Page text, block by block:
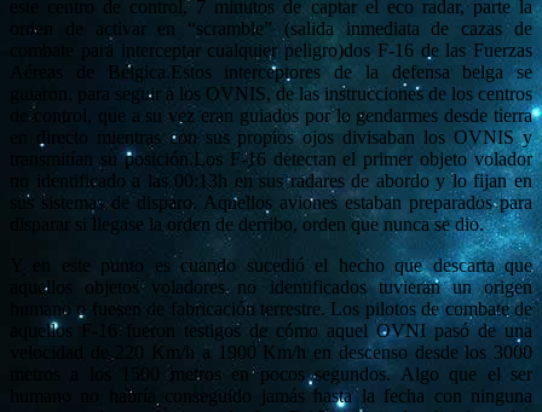
este centro de control, 7 minutos de captar el eco radar, parte la
orden de activar en “scramble” (salida inmediata de cazas de
combate para interceptar cualquier peligro)dos F-16 de las Fuerzas
Aéreas de Bélgica.Estos interceptores de la defensa belga se
guiaron, para seguir a los OVNIS, de las instrucciones de los centros
de control, que a su vez eran guiados por lo gendarmes desde tierra
en directo mientras con sus propios ojos divisaban los OVNIS y
transmitían su posición.Los F-16 detectan el primer objeto volador
no identificado a las 00:13h en sus radares de abordo y lo fijan en
sus sistemas de disparo. Aquellos aviones estaban preparados para
disparar si llegase la orden de derribo, orden que nunca se dio.
Y en este punto es cuando sucedió el hecho que descarta que
aquellos objetos voladores no identificados tuvieran un origen
humano o fuesen de fabricación terrestre. Los pilotos de combate de
aquellos F-16 fueron testigos de cómo aquel OVNI pasó de una
velocidad de 220 Km/h a 1900 Km/h en descenso desde los 3000
metros a los 1500 metros en pocos segundos. Algo que el ser
humano no habría conseguido jamás hasta la fecha con ninguna